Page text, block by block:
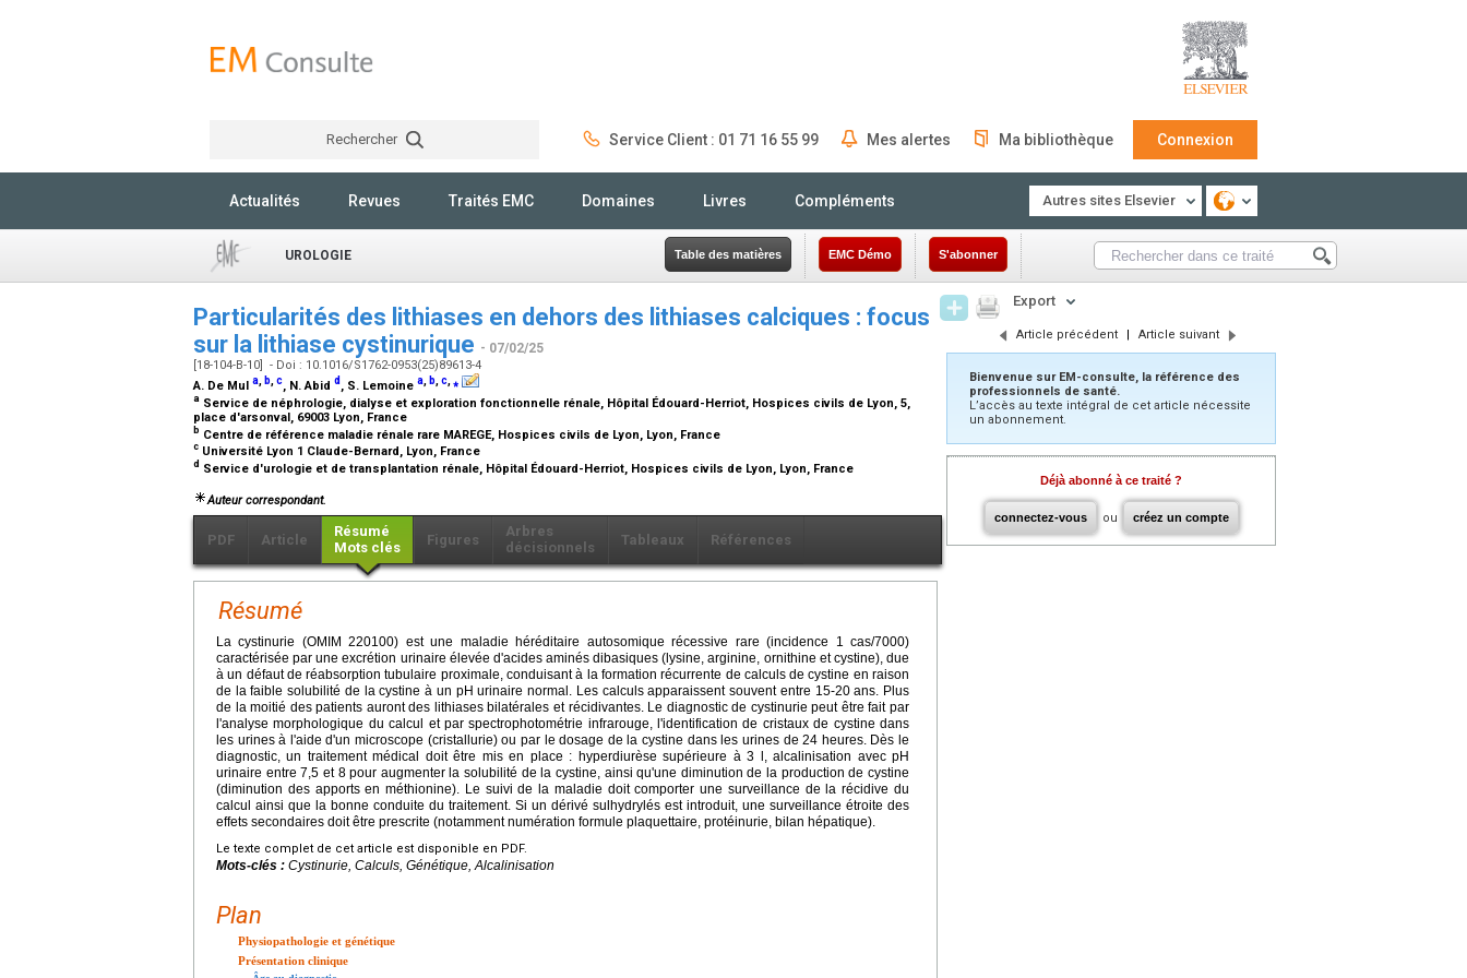
Rechercher Service Client : 01 71 16 55 99 Mes alertes Ma bibliothèque Connexion
Actualités Revues Traités EMC Domaines Livres Compléments Autres sites Elsevier
UROLOGIE Table des matières EMC Démo S'abonner
Particularités des lithiases en dehors des lithiases calciques : focus
sur la lithiase cystinurique - 07/02/25
[18-104-B-10] - Doi : 10.1016/S1762-0953(25)89613-4
A. De Mul a, b,c, N. Abid d , S. Lemoine a, b,c,⁎
a Service de néphrologie, dialyse et exploration fonctionnelle rénale, Hôpital Édouard-Herriot, Hospices civils de Lyon, 5,
place d'arsonval, 69003 Lyon, France
b Centre de référence maladie rénale rare MAREGE, Hospices civils de Lyon, Lyon, France
c Université Lyon 1 Claude-Bernard, Lyon, France
d Service d'urologie et de transplantation rénale, Hôpital Édouard-Herriot, Hospices civils de Lyon, Lyon, France
Auteur correspondant.
PDF Article
Résumé
Mots clés
Figures
Arbres
décisionnels
Tableaux Références
Résumé
La cystinurie (OMIM 220100) est une maladie héréditaire autosomique récessive rare (incidence 1 cas/7000)
caractérisée par une excrétion urinaire élevée d'acides aminés dibasiques (lysine, arginine, ornithine et cystine), due
à un défaut de réabsorption tubulaire proximale, conduisant à la formation récurrente de calculs de cystine en raison
de la faible solubilité de la cystine à un pH urinaire normal. Les calculs apparaissent souvent entre 15-20 ans. Plus
de la moitié des patients auront des lithiases bilatérales et récidivantes. Le diagnostic de cystinurie peut être fait par
l'analyse morphologique du calcul et par spectrophotométrie infrarouge, l'identification de cristaux de cystine dans
les urines à l'aide d'un microscope (cristallurie) ou par le dosage de la cystine dans les urines de 24 heures. Dès le
diagnostic, un traitement médical doit être mis en place : hyperdiurèse supérieure à 3 l, alcalinisation avec pH
urinaire entre 7,5 et 8 pour augmenter la solubilité de la cystine, ainsi qu'une diminution de la production de cystine
(diminution des apports en méthionine). Le suivi de la maladie doit comporter une surveillance de la récidive du
calcul ainsi que la bonne conduite du traitement. Si un dérivé sulhydrylés est introduit, une surveillance étroite des
effets secondaires doit être prescrite (notamment numération formule plaquettaire, protéinurie, bilan hépatique).
Le texte complet de cet article est disponible en PDF.
Mots-clés : Cystinurie, Calculs, Génétique, Alcalinisation
Plan
Physiopathologie et génétique
Présentation clinique
Export
Article précédent | Article suivant
Bienvenue sur EM-consulte, la référence des
professionnels de santé.
L’accès au texte intégral de cet article nécessite
un abonnement.
Déjà abonné à ce traité ?
connectez-vous ou créez un compte